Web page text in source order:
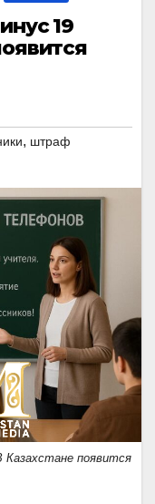
19
, штраф
появится